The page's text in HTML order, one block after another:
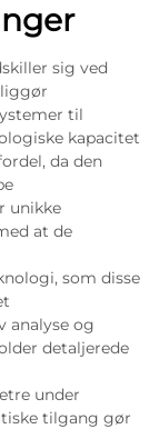
sig ved
til
kapacitet
da den
unikke
at de
som disse
analyse og
detaljerede
under
tilgang gør